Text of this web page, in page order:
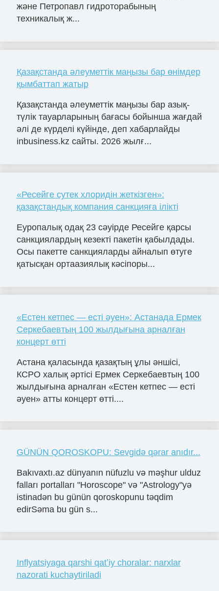
және Петропавл гидроторабының
техникалық ж...
Қазақстанда әлеуметтік маңызы бар өнімдер
қымбаттап жатыр
Қазақстанда әлеуметтік маңызы бар азық-
түлік тауарларының бағасы бойынша жағдай
әлі де күрделі күйінде, деп хабарлайды
inbusiness.kz сайты. 2026 жылғ...
«Ресейге сутек хлоридін жеткізген»:
қазақстандық компания санкцияға ілікті
Еуропалық одақ 23 сәуірде Ресейге қарсы
санкциялардың кезекті пакетін қабылдады.
Осы пакетте санкцияларды айналып өтуге
қатысқан ортаазиялық кәсіпоры...
«Естен кетпес — есті әуен»: Астанада Ермек
Серкебаевтың 100 жылдығына арналған
концерт өтті
Астана қаласында қазақтың ұлы әншісі,
КСРО халық әртісі Ермек Серкебаевтың 100
жылдығына арналған «Естен кетпес — есті
әуен» атты концерт өтті....
GÜNÜN QOROSKOPU: Sevgidə qərar anıdır...
Bakıvaxtı.az dünyanın nüfuzlu və məşhur ulduz
falları portalları "Horoscope" və "Astrology"yə
istinadən bu günün qoroskopunu təqdim
edirSəma bu gün s...
Inflyatsiyaga qarshi qatʼiy choralar: narxlar
nazorati kuchaytiriladi